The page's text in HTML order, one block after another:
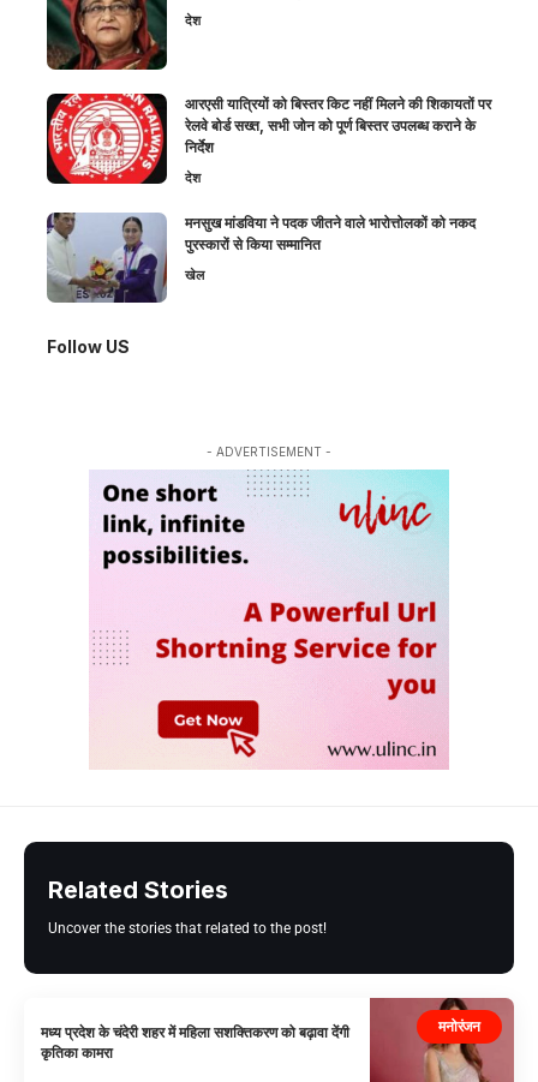
देश
आरएसी यात्रियों को बिस्तर किट नहीं मिलने की शिकायतों पर
रेलवे बोर्ड सख्त, सभी जोन को पूर्ण बिस्तर उपलब्ध कराने के
निर्देश
देश
मनसुख मांडविया ने पदक जीतने वाले भारोत्तोलकों को नकद
पुरस्कारों से किया सम्मानित
खेल
Follow US
- ADVERTISEMENT -
Related Stories
Uncover the stories that related to the post!
मनोरंजन
मध्य प्रदेश के चंदेरी शहर में महिला सशक्तिकरण को बढ़ावा देंगी
कृतिका कामरा